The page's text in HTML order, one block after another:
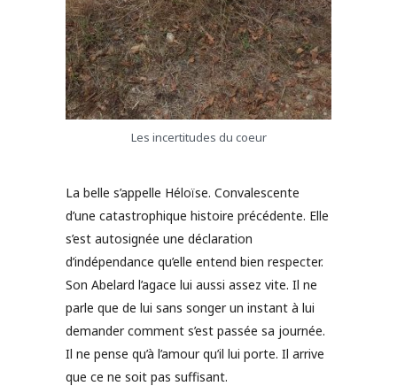
Les incertitudes du coeur
La belle s’appelle Héloïse. Convalescente
d’une catastrophique histoire précédente. Elle
s’est autosignée une déclaration
d’indépendance qu’elle entend bien respecter.
Son Abelard l’agace lui aussi assez vite. Il ne
parle que de lui sans songer un instant à lui
demander comment s’est passée sa journée.
Il ne pense qu’à l’amour qu’il lui porte. Il arrive
que ce ne soit pas suffisant.